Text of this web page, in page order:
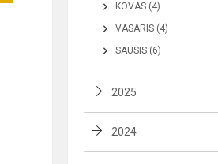
KOVAS (4)
VASARIS (4)
SAUSIS (6)
2025
2024